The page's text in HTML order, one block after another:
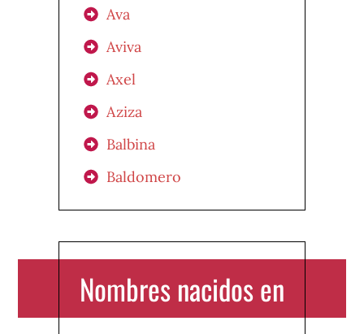
Ava
Aviva
Axel
Aziza
Balbina
Baldomero
Nombres nacidos en